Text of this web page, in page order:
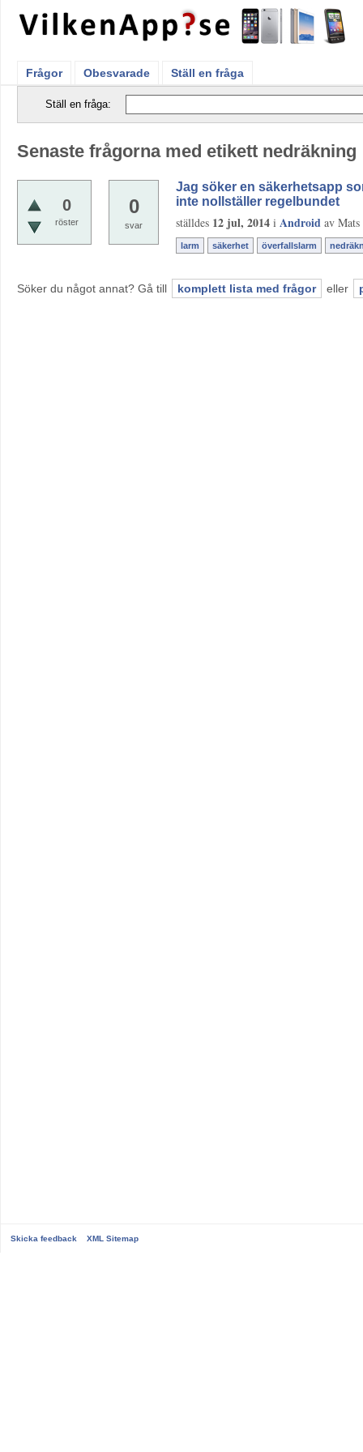
Frågor Obesvarade Ställ en fråga
Ställ en fråga:
Senaste frågorna med etikett nedräkning
0
röster
0
svar
Jag söker en säkerhetsapp
inte nollställer regelbundet
ställdes 12 jul, 2014 i Android av Mats
larm säkerhet överfallslarm
Söker du något annat? Gå till komplett lista med frågor eller
Skicka feedback XML Sitemap